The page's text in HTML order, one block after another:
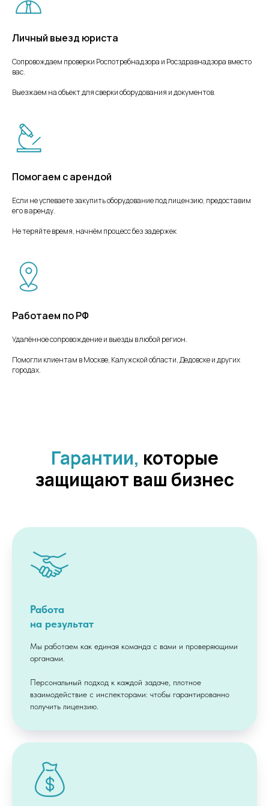
Личный выезд юриста
Сопровождаем проверки Роспотребнадзора и Росздравнадзора вместо
вас.
Выезжаем на объект для сверки оборудования и документов.
Помогаем с арендой
Если не успеваете закупить оборудование под лицензию, предоставим
его в аренду.
Не теряйте время, начнём процесс без задержек
Работаем по РФ
Удалённое сопровождение и выезды в любой регион.
Помогли клиентам в Москве, Калужской области, Дедовске и других
городах.
Гарантии, которые
защищают ваш бизнес
Работа
на результат
Мы работаем как единая команда с вами и проверяющими
органами.
Персональный подход к каждой задаче, плотное
взаимодействие с инспекторами: чтобы гарантированно
получить лицензию.